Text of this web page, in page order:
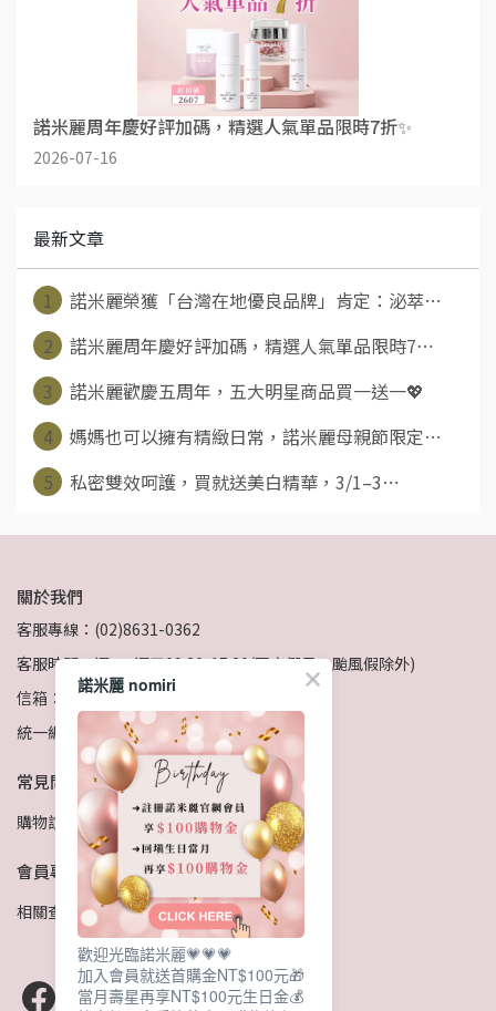
諾米麗周年慶好評加碼，精選人氣單品限時7折✨
2026-07-16
最新文章
1
諾米麗榮獲「台灣在地優良品牌」肯定：泌萃⋯
2
諾米麗周年慶好評加碼，精選人氣單品限時7⋯
3
諾米麗歡慶五周年，五大明星商品買一送一💖
4
媽媽也可以擁有精緻日常，諾米麗母親節限定⋯
5
私密雙效呵護，買就送美白精華，3/1–3⋯
關於我們
客服專線：(02)8631-0362
客服時間：週一~週五09:30-17:30(國定假日、颱風假除外)
信箱：service@ur-projects.com
統一編號：大琬國際股份有限公司 23017030
常見問題
購物說明 隱私政策 退貨政策 服務條款
會員專區
相關查詢 客服留言
諾米麗 nomiri
歡迎光臨諾米麗💗💗💗
加入會員就送首購金NT$100元🎁
當月壽星再享NT$100元生日金💰